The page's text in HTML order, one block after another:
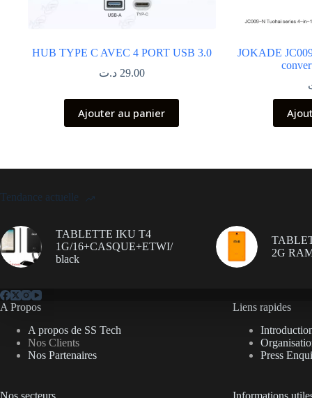
HUB TYPE C AVEC 4 PORT USB 3.0
29.00 د.ت
Ajouter au panier
JOKADE
Tendance actuelle
TABLETTE IKU T4
1G/16+CASQUE+ETWI/
black
2G
A Propos
A propos de SS Tech
Nos Clients
Nos Partenaires
Nos secteurs
Liens rapides
Press
Informations